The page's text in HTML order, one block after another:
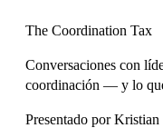
The Coordination Tax
Conversaciones con
coordinación — y lo
Presentado porKristian